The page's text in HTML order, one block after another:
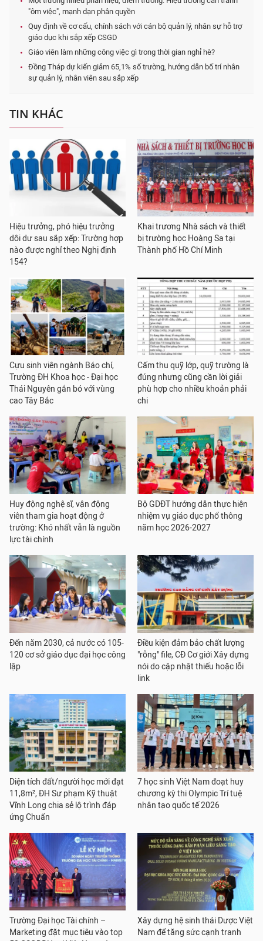
"ôm việc", mạnh dạn phân quyền
Quy định về cơ cấu, chính sách với cán bộ quản lý, nhân sự hỗ trợ
giáo dục khi sắp xếp CSGD
Giáo viên làm những công việc gì trong thời gian nghỉ hè?
Đồng Tháp dự kiến giảm 65,1% số trường, hướng dẫn bố trí nhân
sự quản lý, nhân viên sau sắp xếp
TIN KHÁC
Hiệu trưởng, phó hiệu trưởng
dôi dư sau sắp xếp: Trường hợp
nào được nghỉ theo Nghị định
154?
Khai trương Nhà sách và thiết
bị trường học Hoàng Sa tại
Thành phố Hồ Chí Minh
Cựu sinh viên ngành Báo chí,
Trường ĐH Khoa học - Đại học
Thái Nguyên gắn bó với vùng
cao Tây Bắc
Cấm thu quỹ lớp, quỹ trường là
đúng nhưng cũng cần lời giải
phù hợp cho nhiều khoản phải
chi
Huy động nghệ sĩ, vận động
viên tham gia hoạt động ở
trường: Khó nhất vẫn là nguồn
lực tài chính
Bộ GDĐT hướng dẫn thực hiện
nhiệm vụ giáo dục phổ thông
năm học 2026-2027
Đến năm 2030, cả nước có 105-
120 cơ sở giáo dục đại học công
lập
Điều kiện đảm bảo chất lượng
"rỗng" file, CĐ Cơ giới Xây dựng
nói do cập nhật thiếu hoặc lỗi
link
Diện tích đất/người học mới đạt
11,8m², ĐH Sư phạm Kỹ thuật
Vĩnh Long chia sẻ lộ trình đáp
ứng Chuẩn
7 học sinh Việt Nam đoạt huy
chương kỳ thi Olympic Trí tuệ
nhân tạo quốc tế 2026
Trường Đại học Tài chính –
Marketing đặt mục tiêu vào top
Xây dựng hệ sinh thái Dược Việt
Nam để tăng sức cạnh tranh